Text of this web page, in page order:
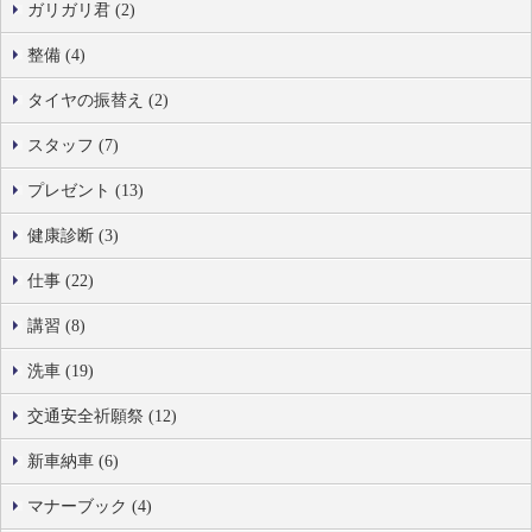
ガリガリ君 (2)
整備 (4)
タイヤの振替え (2)
スタッフ (7)
プレゼント (13)
健康診断 (3)
仕事 (22)
講習 (8)
洗車 (19)
交通安全祈願祭 (12)
新車納車 (6)
マナーブック (4)